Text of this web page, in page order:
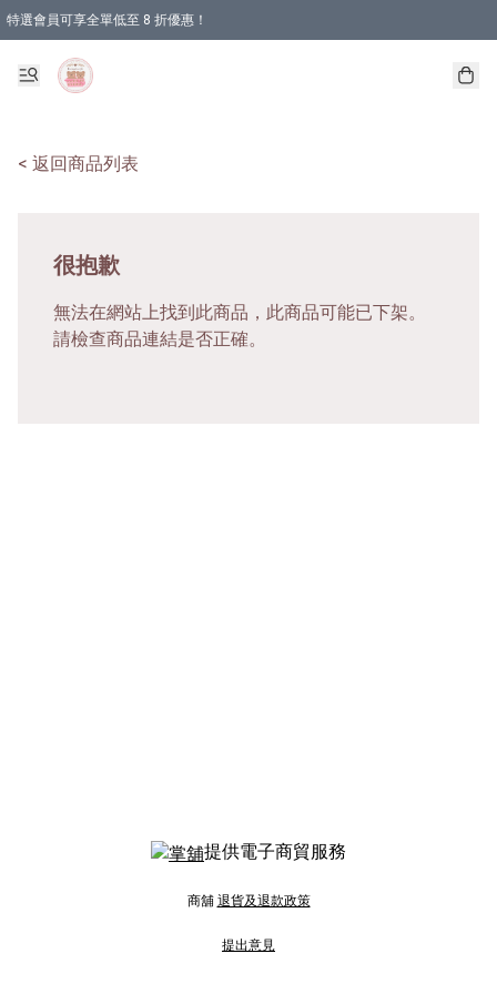
特選會員可享全單低至 8 折優惠！
< 返回商品列表
很抱歉
無法在網站上找到此商品，此商品可能已下架。
請檢查商品連結是否正確。
提供電子商貿服務
商舖 退貨及退款政策
提出意見